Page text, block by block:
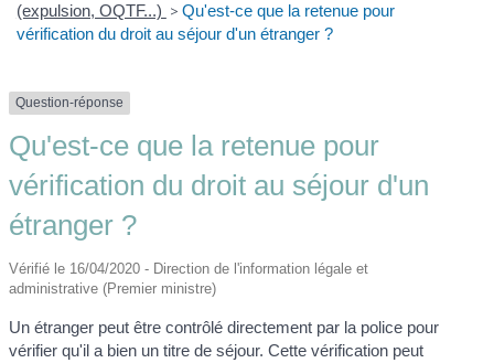
(expulsion, OQTF...) > Qu'est-ce que la retenue pour
vérification du droit au séjour d'un étranger ?
Question-réponse
Qu'est-ce que la retenue pour
vérification du droit au séjour d'un
étranger ?
Vérifié le 16/04/2020 - Direction de l'information légale et
administrative (Premier ministre)
Un étranger peut être contrôlé directement par la police pour
vérifier qu'il a bien un titre de séjour. Cette vérification peut